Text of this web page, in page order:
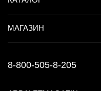
МАГАЗИН
8-800-505-8-205